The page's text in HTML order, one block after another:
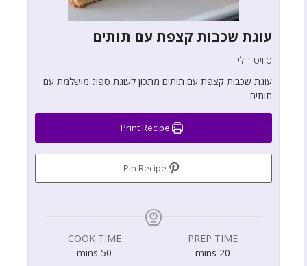
עוגת שכבות קצפת עם תותים
סוויט דולי
עוגת שכבות קצפת עם תותים מתכון לעוגת ספוג מושלמת עם
תותים
PREP TIME
20
mins
COOK TIME
50
mins